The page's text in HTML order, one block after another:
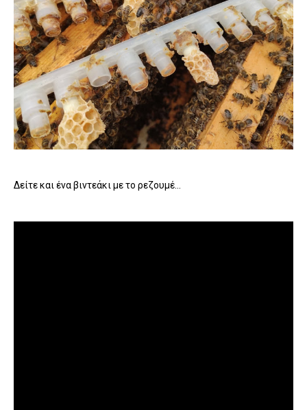
Δείτε και ένα βιντεάκι με το ρεζουμέ...